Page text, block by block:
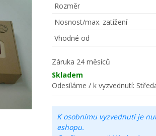
Rozměr
Nosnost/max. zatížení
Vhodné od
Záruka 24 měsíců
Skladem
Odesíláme / k vyzvednutí:
K osobnímu vyzvednutí je
eshopu.